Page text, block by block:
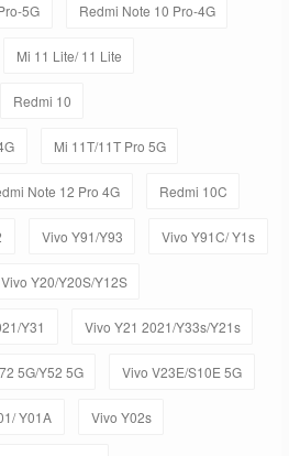
5G Redmi Note 10 Pro-4G
Mi 11 Lite/ 11 Lite
Redmi 10
Mi 11T/11T Pro 5G
Note 12 Pro 4G Redmi 10C
Vivo Y91/Y93 Vivo Y91C/ Y1s
Vivo Y20/Y20S/Y12S
Y31 Vivo Y21 2021/Y33s/Y21s
5G/Y52 5G Vivo V23E/S10E 5G
Y01A Vivo Y02s